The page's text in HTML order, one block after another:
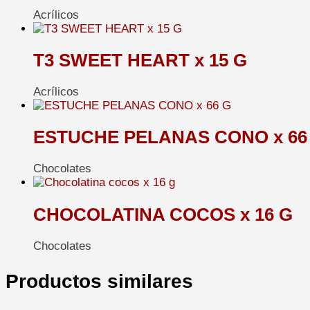
Acrílicos
T3 SWEET HEART x 15 G
Acrílicos
ESTUCHE PELANAS CONO x
Chocolates
CHOCOLATINA COCOS x 16 G
Chocolates
Productos similares